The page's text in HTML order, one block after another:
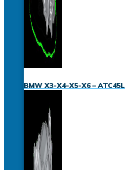
BMW X3-X4-X5-X6 – ATC45L